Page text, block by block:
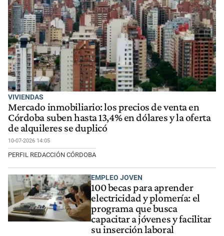
VIVIENDAS
Mercado inmobiliario: los precios de venta en
Córdoba suben hasta 13,4% en dólares y la oferta
de alquileres se duplicó
10-07-2026 14:05
PERFIL REDACCIÓN CÓRDOBA
EMPLEO JOVEN
100 becas para aprender
electricidad y plomería: el
programa que busca
capacitar a jóvenes y facilitar
su inserción laboral